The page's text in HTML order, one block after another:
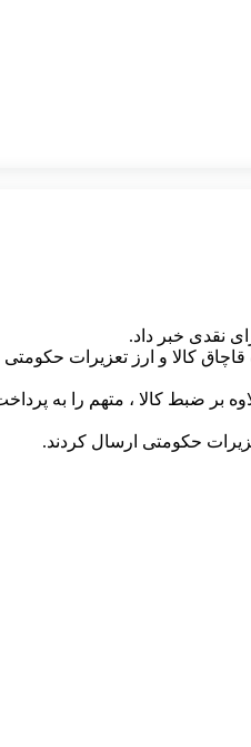
کالا و ارز تعزیرات حکومتی
حکومتی ارسال کردند.